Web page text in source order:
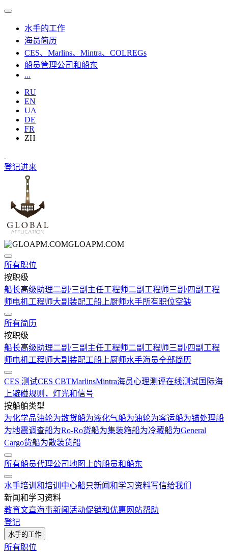
水手的工作
海员简历
CES、Marlins、Mintra、COLREGs
船员管理公司和船东
...
RU
EN
UA
DE
FR
ZH
登记进来
GLOAPM.COM
所有职位
按职级
船长高级助理二副/三副 主任工程师二副工程师三副/四副工程
师电机工程师大副 装配工船上厨师水手所有职位空缺
所有简历
按职级
船长高级助理二副/三副 主任工程师二副工程师三副/四副工程
师电机工程师大副 装配工船上厨师水手海员全部简历
CES 测试CES CBTMarlinsMintra海员心理测评在线测试国际海
上避碰规则，灯光和信号
按船舶类型
为化学品油轮为散货船为液化气船为油轮为客运船为锚处理船
为地震调查船为Ro-Ro货船为集装箱船为冷藏船为General
Cargo货船为散装货船
所有船员代理公司地图上的船员和船东
水手培训和培训中心船只新闻和学习资料写信给我们
新闻和学习资料
教育文章海事新闻活动促销和优惠 网站帮助
登记
水手的工作
所有职位